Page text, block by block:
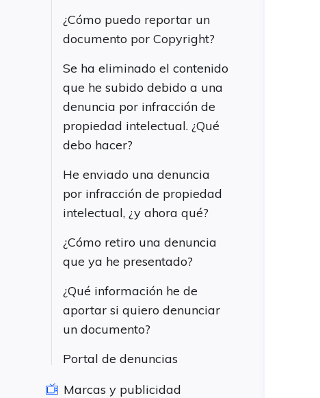
¿Cómo puedo reportar un
documento por Copyright?
Se ha eliminado el contenido
que he subido debido a una
denuncia por infracción de
propiedad intelectual. ¿Qué
debo hacer?
He enviado una denuncia
por infracción de propiedad
intelectual, ¿y ahora qué?
¿Cómo retiro una denuncia
que ya he presentado?
¿Qué información he de
aportar si quiero denunciar
un documento?
Portal de denuncias
Marcas y publicidad